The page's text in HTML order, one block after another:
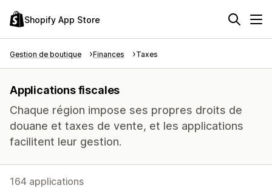
Shopify App Store
Gestion de boutique Finances Taxes
Applications fiscales
Chaque région impose ses propres droits de
douane et taxes de vente, et les applications
facilitent leur gestion.
164 applications